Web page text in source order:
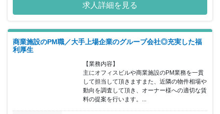
求人詳細を見る
商業施設のPM職／大手上場企業のグループ会社◎充実した福
利厚生
【業務内容】
主にオフィスビルや商業施設のPM業務を一貫
して担当して頂きますまた、近隣の物件相場や
動向を調査して頂き、オーナー様への適切な賃
料の提案を行います。...